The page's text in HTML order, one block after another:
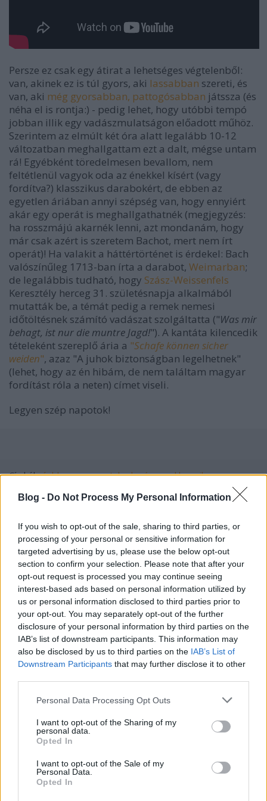
Blog - Do Not Process My Personal Information
If you wish to opt-out of the sale, sharing to third parties, or
processing of your personal or sensitive information for
targeted advertising by us, please use the below opt-out
section to confirm your selection. Please note that after your
opt-out request is processed you may continue seeing
interest-based ads based on personal information utilized by
us or personal information disclosed to third parties prior to
your opt-out. You may separately opt-out of the further
disclosure of your personal information by third parties on the
IAB’s list of downstream participants. This information may
also be disclosed by us to third parties on the IAB’s List of
Downstream Participants that may further disclose it to other
Please note that this website/app uses one or more Google
not limited to your visit or usage behaviour. You may click to
grant or deny consent to Google and its third-party tags to
use your data for below specified purposes in below Google
consent section.
Personal Data Processing Opt Outs
I want to opt-out of the Sharing of my
personal data.
Opted In
I want to opt-out of the Sale of my
Personal Data.
Opted In
Persze ez csak egy átirat a lehetséges végtelenből:
van, akinek ez is túl gyors, aki lassabban szereti, és
van, aki még gyorsabban, pattogósabban játssza (és
néha el is rontja:) - pedig lehet, hogy utóbbi tempó
jobban illik egy vadászmulatságon előadott műhöz.
Szerintem az elmúlt két óra alatt legalább 10-12
változatban meghallgattam ezt a dalt, mégse untam
rá! Egyébként töredelmesen bevallom, nem
feltétlenül vagyok oda az énekkel kísért (vagy
fordítva?) klasszikus darabokért, de ebben az
egyetlen áriában annyi szépség van, hogy ennyiért
akár egy operát is meghallgathatnék (megjegyzés:
ha rosszmájú akarnék lenni, azt mondanám, hogy
már csak azért is szeretem Bachot, mert nem írt
operát)! Ha valakit a háttértörténet is érdekel: Bach
valószínűleg 1713-ban írta a darabot, Weimarban;
de legalábbis tudható, hogy Szász-Weissenfels
Keresztély herceg 31. születésnapja alkalmából
mutatták be, a témát pedig a remek nemesi
időtöltésnek számító vadászat szolgáltatta ("Was mir
behagt, ist nur die muntre Jagd!"). A kantáta kilencedik
tételeként szereplő ária a "Schafe können sicher
weiden", azaz "A juhok biztonságban legelhetnek"
(lehet, hogy az én hibám, de nem találtam magyar
fordítást róla a neten) címet viseli.
Legyen szép napotok!
Címkék:énblog zene youtube karácsony klasszikus zene
Ajánlott bejegyzések:
Harmincesztendős lett a Gammasugár
zenekar "Szabadok földje" című korongja
Music-evoked autobiographical memory,
vagy mi...
"Kisvíz"
Balaton by Night